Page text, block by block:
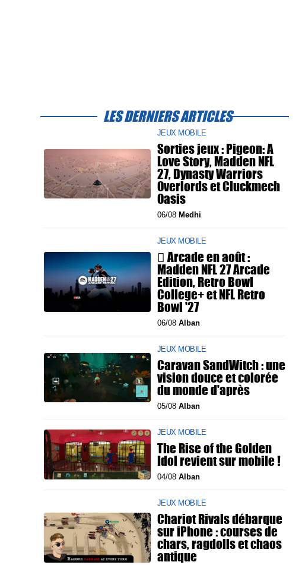
LES DERNIERS ARTICLES
JEUX MOBILE
Sorties jeux : Pigeon: A
Love Story, Madden NFL
27, Dynasty Warriors
Overlords et Cluckmech
Oasis
06/08 Medhi
JEUX MOBILE
 Arcade en août :
Madden NFL 27 Arcade
Edition, Retro Bowl
College+ et NFL Retro
Bowl '27
06/08 Alban
JEUX MOBILE
Caravan SandWitch : une
vision douce et colorée
du monde d'après
05/08 Alban
JEUX MOBILE
The Rise of the Golden
Idol revient sur mobile !
04/08 Alban
JEUX MOBILE
Chariot Rivals débarque
sur iPhone : courses de
chars, ragdolls et chaos
antique